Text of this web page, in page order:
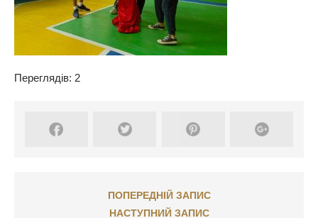
Переглядів: 2
ПОПЕРЕДНІЙ ЗАПИС
НАСТУПНИЙ ЗАПИС